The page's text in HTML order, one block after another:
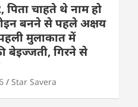
चाहते थे नाम हो
बनने से पहले अक्षय
मुलाकात में
बेइज्जती, गिरने से
Star Savera